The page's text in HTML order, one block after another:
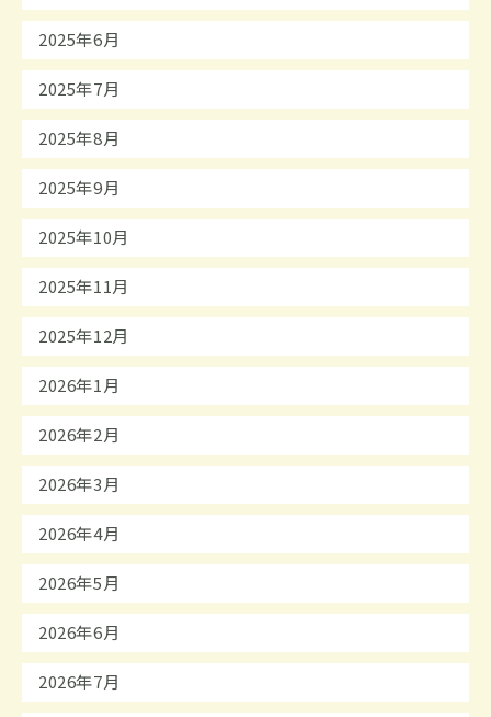
2025年6月
2025年7月
2025年8月
2025年9月
2025年10月
2025年11月
2025年12月
2026年1月
2026年2月
2026年3月
2026年4月
2026年5月
2026年6月
2026年7月